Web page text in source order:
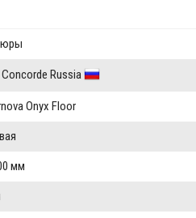
Russia
Onyx Floor
мм